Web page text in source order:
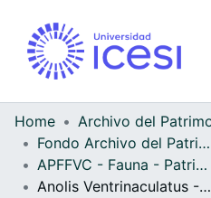
Home
Fondo Archivo del Patrimonio Fotográfico y Fílmico del Valle del Cauca
APFFVC - Fauna - Patrimonial
Anolis Ventrinaculatus -Reptiles-